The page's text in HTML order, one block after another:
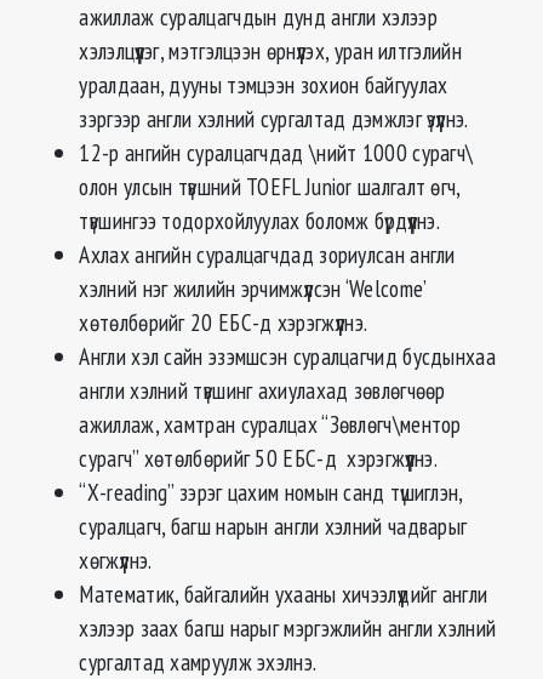
ажиллаж суралцагчдын дунд англи хэлээр
хэлэлцүүлэг, мэтгэлцээн өрнүүлэх, уран илтгэлийн
уралдаан, дууны тэмцээн зохион байгуулах
зэргээр англи хэлний сургалтад дэмжлэг үзүүлнэ.
12-р ангийн суралцагчдад \нийт 1000 сурагч\
олон улсын түвшний TOEFL Junior шалгалт өгч,
түвшингээ тодорхойлуулах боломж бүрдүүлнэ.
Ахлах ангийн суралцагчдад зориулсан англи
хэлний нэг жилийн эрчимжүүлсэн ‘Welcome’
хөтөлбөрийг 20 ЕБС-д хэрэгжүүлнэ.
Англи хэл сайн эзэмшсэн суралцагчид бусдынхаа
англи хэлний түвшинг ахиулахад зөвлөгчөөр
ажиллаж, хамтран суралцах “Зөвлөгч\ментор
сурагч” хөтөлбөрийг 50 ЕБС-д хэрэгжүүлнэ.
“Х-reading” зэрэг цахим номын санд түшиглэн,
суралцагч, багш нарын англи хэлний чадварыг
хөгжүүлнэ.
Математик, байгалийн ухааны хичээлүүдийг англи
хэлээр заах багш нарыг мэргэжлийн англи хэлний
сургалтад хамруулж эхэлнэ.